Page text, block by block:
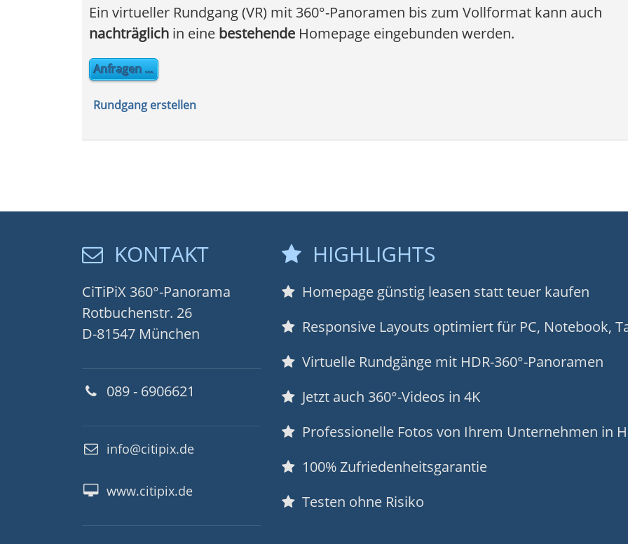
Ein virtueller Rundgang (VR) mit 360°-Panoramen bis zum Vollformat kann auch
nachträglich in eine bestehende Homepage eingebunden werden.
Anfragen ...
Rundgang erstellen
KONTAKT
CiTiPiX 360°-Panorama
Rotbuchenstr. 26
D-81547 München
089 - 6906621
info@citipix.de
www.citipix.de
HIGHLIGHTS
Homepage günstig leasen statt teuer kaufen
Responsive Layouts optimiert für PC, Notebook,
Virtuelle Rundgänge mit HDR-360°-Panoramen
Jetzt auch 360°-Videos in 4K
Professionelle Fotos von Ihrem Unternehmen in
100% Zufriedenheitsgarantie
Testen ohne Risiko